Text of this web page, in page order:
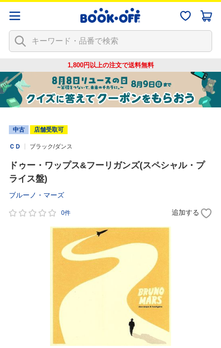
1,800円以上の注文で送料無料
中古 店舗受取可
ＣＤ ブラック/ダンス
ドゥー・ワップス&フーリガンズ(スペシャル・プ
ライス盤)
ブルーノ・マーズ
0件 追加する